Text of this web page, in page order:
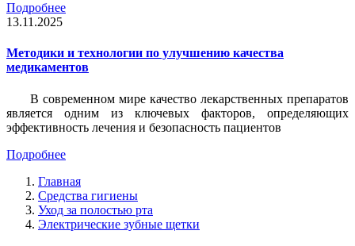
Подробнее
13.11.2025
Методики и технологии по улучшению качества
медикаментов
В современном мире качество лекарственных препаратов
является одним из ключевых факторов, определяющих
эффективность лечения и безопасность пациентов
Подробнее
Главная
Средства гигиены
Уход за полостью рта
Электрические зубные щетки